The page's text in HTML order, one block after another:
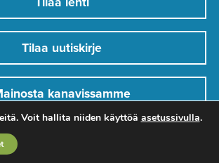
Tilaa uutiskirje
kanavissamme
Voit hallita niiden käyttöä asetussivulla.